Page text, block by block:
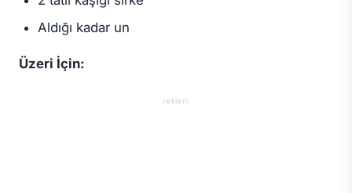
Aldığı kadar un
Üzeri İçin:
reklam